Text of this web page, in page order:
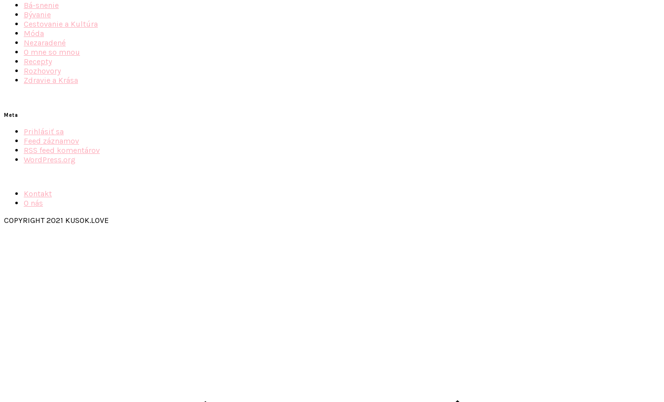
Bá-snenie
Bývanie
Cestovanie a Kultúra
Móda
Nezaradené
O mne so mnou
Recepty
Rozhovory
Zdravie a Krása
Meta
Prihlásiť sa
Feed záznamov
RSS feed komentárov
WordPress.org
Kontakt
O nás
COPYRIGHT 2021 KUSOK.LOVE